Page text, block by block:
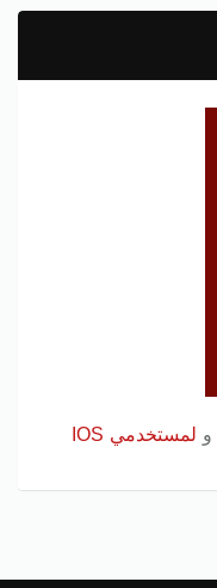
و لمستخدمي IOS